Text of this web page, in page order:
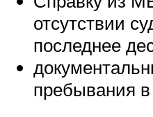
отсутствии
последнее
пребывания в